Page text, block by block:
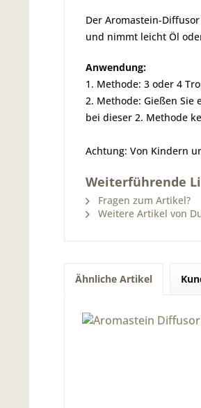
Der Aromastein-
und nimmt leicht Öl
Anwendung:
1. Methode: 3 oder 4
2. Methode: Gießen Sie
bei dieser 2. Methode
Achtung: Von Kindern
Weiterführende
Fragen zum Artikel?
Weitere Artikel von
Ähnliche Artikel